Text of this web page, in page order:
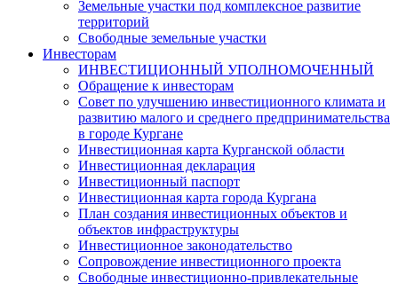
Земельные участки под комплексное развитие
территорий
Свободные земельные участки
Инвесторам
ИНВЕСТИЦИОННЫЙ УПОЛНОМОЧЕННЫЙ
Обращение к инвесторам
Совет по улучшению инвестиционного климата и
развитию малого и среднего предпринимательства
в городе Кургане
Инвестиционная карта Курганской области
Инвестиционная декларация
Инвестиционный паспорт
Инвестиционная карта города Кургана
План создания инвестиционных объектов и
объектов инфраструктуры
Инвестиционное законодательство
Сопровождение инвестиционного проекта
Свободные инвестиционно-привлекательные